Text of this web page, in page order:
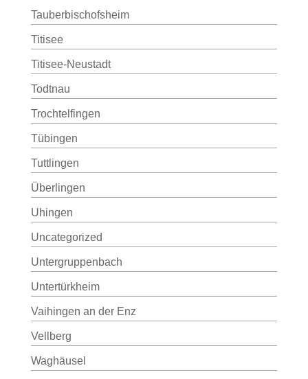
Tauberbischofsheim
Titisee
Titisee-Neustadt
Todtnau
Trochtelfingen
Tübingen
Tuttlingen
Überlingen
Uhingen
Uncategorized
Untergruppenbach
Untertürkheim
Vaihingen an der Enz
Vellberg
Waghäusel